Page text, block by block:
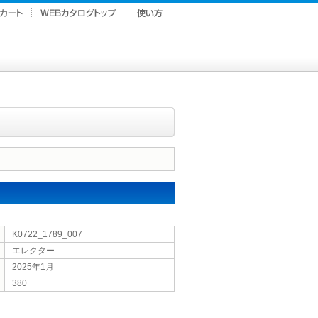
K0722_1789_007
エレクター
2025年1月
380